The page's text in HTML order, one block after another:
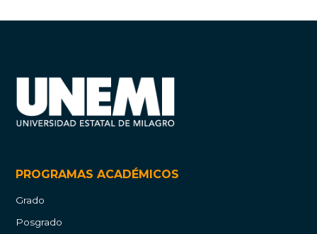
PROGRAMAS ACADÉMICOS
Grado
Posgrado